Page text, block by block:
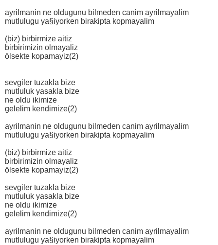
ayrilmanin ne oldugunu bilmeden canim ayrilmayalim
mutlulugu ya§iyorken birakipta kopmayalim
(biz) birbirmize aitiz
birbirimizin olmayaliz
ölsekte kopamayiz(2)
sevgiler tuzakla bize
mutluluk yasakla bize
ne oldu ikimize
gelelim kendimize(2)
ayrilmanin ne oldugunu bilmeden canim ayrilmayalim
mutlulugu ya§iyorken birakipta kopmayalim
(biz) birbirmize aitiz
birbirimizin olmayaliz
ölsekte kopamayiz(2)
sevgiler tuzakla bize
mutluluk yasakla bize
ne oldu ikimize
gelelim kendimize(2)
ayrilmanin ne oldugunu bilmeden canim ayrilmayalim
mutlulugu ya§iyorken birakipta kopmayalim